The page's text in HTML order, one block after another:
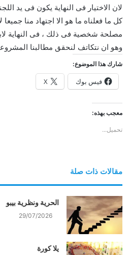
لان الاختيار فى النهاية يكون فى يد
كل ما فعلناه ما هو الا اجتهاد منا
مصلحة شخصية فى ذلك ، فى النهاية
وهو ان نتكاتف لنحقق مطالبنا
شارك هذا الموضوع:
فيس بوك X
معجب بهذه:
تحميل...
مقالات ذات صلة
الحرية ونظرية بيبو
29/07/2026
يلا كورة